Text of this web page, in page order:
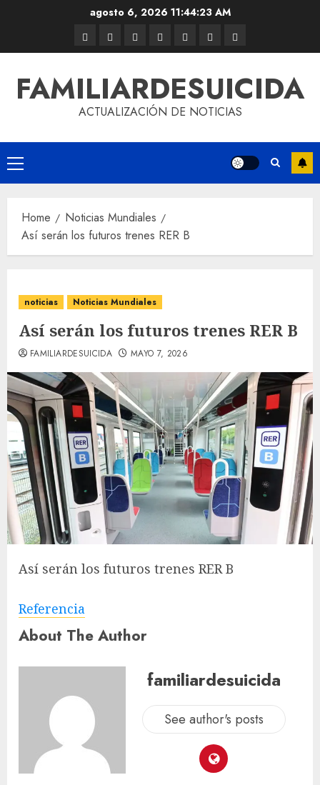
agosto 6, 2026 11:44:23 AM
FAMILIARDESUICIDA
ACTUALIZACIÓN DE NOTICIAS
Home
Noticias Mundiales
Así serán los futuros trenes RER B
noticias Noticias Mundiales
Así serán los futuros trenes RER B
FAMILIARDESUICIDA MAYO 7, 2026
Así serán los futuros trenes RER B
Referencia
About The Author
familiardesuicida
See author's posts